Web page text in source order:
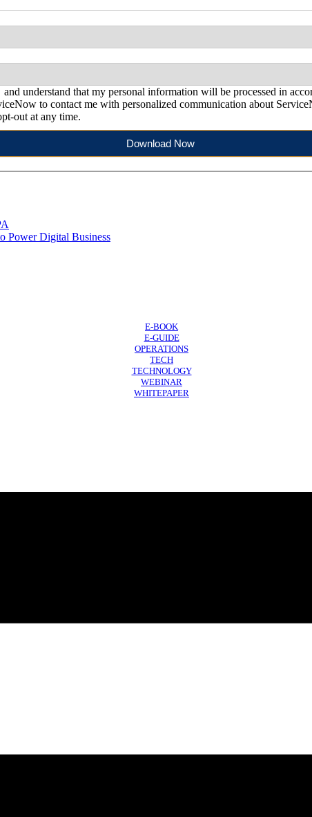
and understand that my personal information will be processed in
to contact me with personalized communication about
out at any time.
Download Now
Power Digital Business
E-BOOK
E-GUIDE
OPERATIONS
TECH
TECHNOLOGY
WEBINAR
WHITEPAPER